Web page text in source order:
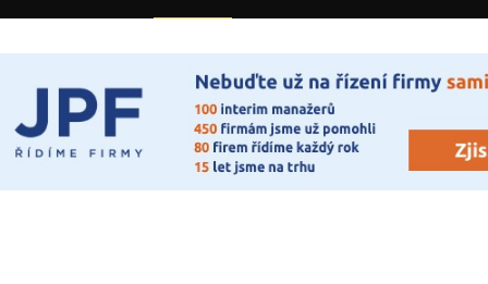
firmy
zaměstnanců
Role zakladatele/CEO
Růst firmy